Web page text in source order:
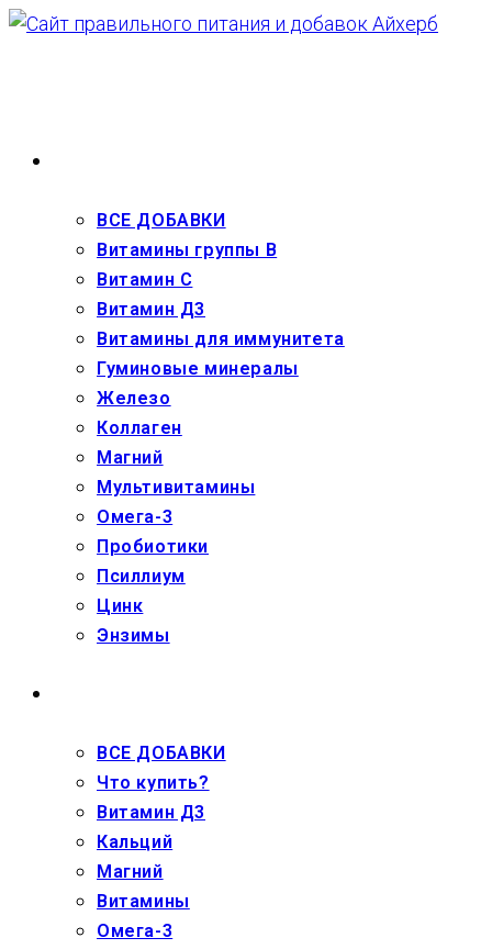
Перейти
ВСЕ ДОБАВКИ
Витамины группы В
Витамин С
Витамин Д3
Витамины для иммунитета
Гуминовые минералы
Железо
Коллаген
Магний
Мультивитамины
Омега-3
Пробиотики
Псиллиум
Цинк
Энзимы
ВСЕ ДОБАВКИ
Что купить?
Витамин Д3
Кальций
Магний
Витамины
Омега-3